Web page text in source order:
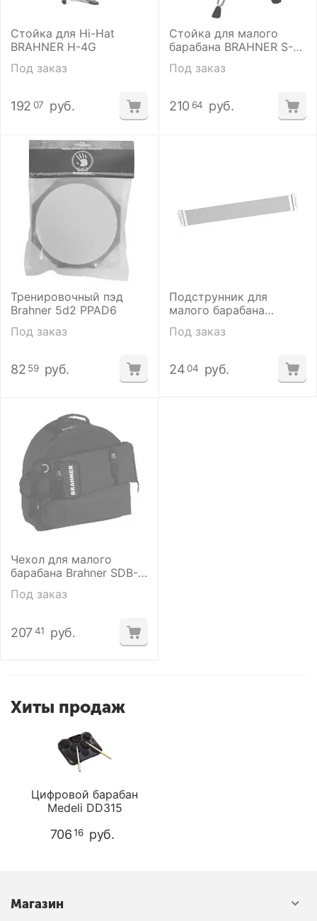
Стойка для Hi-Hat
BRAHNER H-4G
Под заказ
192 07 руб.
Стойка для малого
барабана BRAHNER S-
Под заказ
210 64 руб.
Тренировочный пэд
Brahner 5d2 PPAD6
Под заказ
82 59 руб.
Подструнник для
малого барабана
14"
Под заказ
24 04 руб.
Чехол для малого
барабана Brahner SDB-
116
Под заказ
207 41 руб.
Хиты продаж
Цифровой барабан
Medeli DD315
706 16 руб.
Магазин